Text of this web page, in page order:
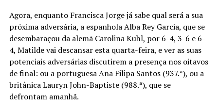
Agora, enquanto Francisca Jorge já sabe qual será a sua
próxima adversária, a espanhola Alba Rey Garcia, que se
desembaraçou da alemã Carolina Kuhl, por 6-4, 3-6 e 6-
4, Matilde vai descansar esta quarta-feira, e ver as suas
potenciais adversárias discutirem a presença nos oitavos
de final: ou a portuguesa Ana Filipa Santos (937.ª), ou a
britânica Lauryn John-Baptiste (988.ª), que se
defrontam amanhã.